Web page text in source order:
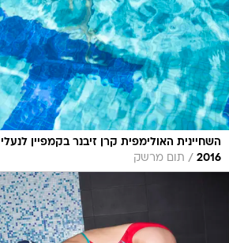
השחיינית האולימפית קרן זיבנר בקמפיין
2016
/ תום מרשק